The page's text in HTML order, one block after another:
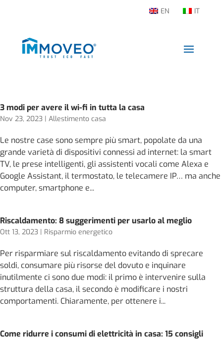
EN IT
3 modi per avere il wi-fi in tutta la casa
Nov 23, 2023 | Allestimento casa
Le nostre case sono sempre più smart, popolate da una
grande varietà di dispositivi connessi ad internet: la smart
TV, le prese intelligenti, gli assistenti vocali come Alexa e
Google Assistant, il termostato, le telecamere IP… ma anche
computer, smartphone e...
Riscaldamento: 8 suggerimenti per usarlo al meglio
Ott 13, 2023 | Risparmio energetico
Per risparmiare sul riscaldamento evitando di sprecare
soldi, consumare più risorse del dovuto e inquinare
inutilmente ci sono due modi: il primo è intervenire sulla
struttura della casa, il secondo è modificare i nostri
comportamenti. Chiaramente, per ottenere i...
Come ridurre i consumi di elettricità in casa: 15 consigli